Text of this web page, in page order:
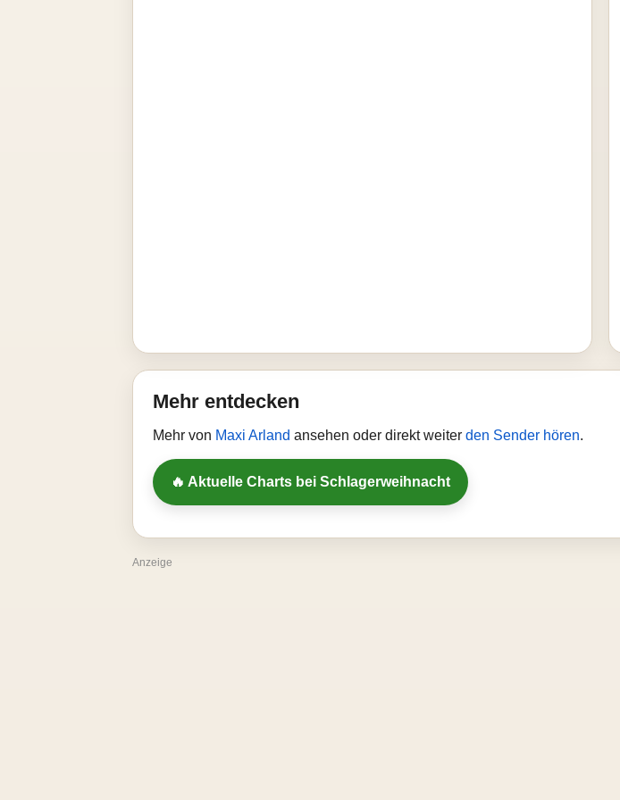
Mehr entdecken
Mehr von Maxi Arland ansehen oder direkt weiter den Sender hören.
🔥 Aktuelle Charts bei Schlagerweihnacht
Anzeige